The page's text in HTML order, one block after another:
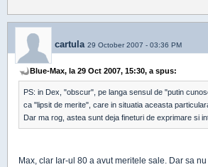
cartula 29 October 2007 - 03:36 PM
Blue-Max, la 29 Oct 2007, 15:30, a spus:
PS: in Dex, "obscur", pe langa sensul de "putin
ca "lipsit de merite", care in situatia aceasta
Dar ma rog, astea sunt deja fineturi de exprimare si
Max, clar Iar-ul 80 a avut meritele sale. Dar sa